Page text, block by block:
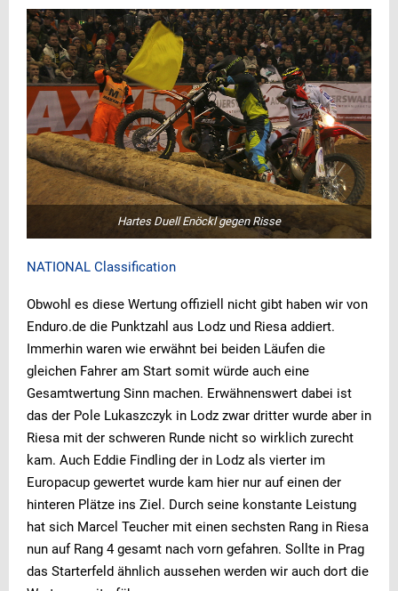
Hartes Duell Enöckl gegen Risse
NATIONAL Classification
Obwohl es diese Wertung offiziell nicht gibt haben wir von
Enduro.de die Punktzahl aus Lodz und Riesa addiert.
Immerhin waren wie erwähnt bei beiden Läufen die
gleichen Fahrer am Start somit würde auch eine
Gesamtwertung Sinn machen. Erwähnenswert dabei ist
das der Pole Lukaszczyk in Lodz zwar dritter wurde aber in
Riesa mit der schweren Runde nicht so wirklich zurecht
kam. Auch Eddie Findling der in Lodz als vierter im
Europacup gewertet wurde kam hier nur auf einen der
hinteren Plätze ins Ziel. Durch seine konstante Leistung
hat sich Marcel Teucher mit einen sechsten Rang in Riesa
nun auf Rang 4 gesamt nach vorn gefahren. Sollte in Prag
das Starterfeld ähnlich aussehen werden wir auch dort die